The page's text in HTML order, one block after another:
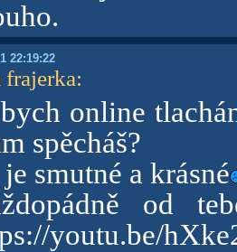
22:19:22
frajerka:
online
spěcháš?
smutné a krásné
od
youtu.be/